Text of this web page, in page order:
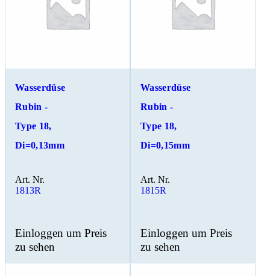
Wasserdüse
Rubin -
Type 18,
Di=0,13mm
Art. Nr.
1813R
Einloggen um Preis
zu sehen
Wasserdüse
Rubin -
Type 18,
Di=0,15mm
Art. Nr.
1815R
Einloggen um Preis
zu sehen